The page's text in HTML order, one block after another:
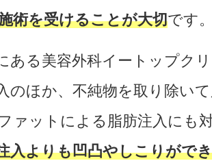
術を受けることが大切です
ある美容外科イートップク
のほか、不純物を取り除い
ァットによる脂肪注入にも
入よりも凹凸やしこりがで